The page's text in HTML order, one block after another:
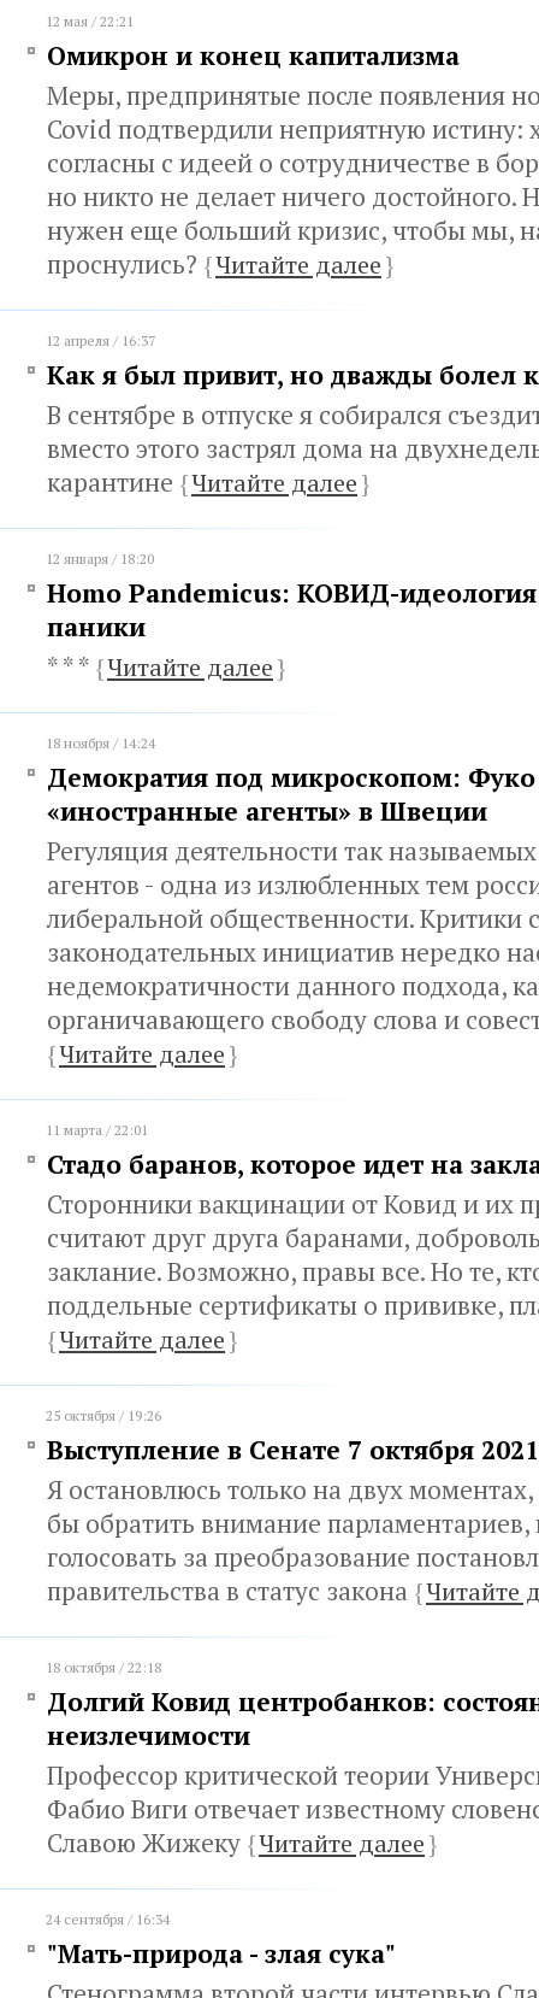
12 мая / 22:21
Омикрон и конец капитализма
Меры, предпринятые после появления
Covid подтвердили неприятную истину:
согласны с идеей о сотрудничестве в
но никто не делает ничего достойного.
нужен еще больший кризис, чтобы мы,
проснулись? {Читайте далее}
12 апреля / 16:37
Как я был привит, но дважды болел
В сентябре в отпуске я собирался
вместо этого застрял дома на
карантине {Читайте далее}
12 января / 18:20
Homo Pandemicus: КОВИД-идеология
паники
* * * {Читайте далее}
18 ноября / 14:24
Демократия под микроскопом:
«иностранные агенты» в Швеции
Регуляция деятельности так
агентов - одна из излюбленных тем
либеральной общественности. Критики
законодательных инициатив нередко
недемократичности данного подхода,
органичавающего свободу слова и
{Читайте далее}
11 марта / 22:01
Стадо баранов, которое идет на
Сторонники вакцинации от Ковид и их
считают друг друга баранами,
заклание. Возможно, правы все. Но те,
поддельные сертификаты о прививке,
{Читайте далее}
25 октября / 19:26
Выступление в Сенате 7 октября
Я остановлюсь только на двух
бы обратить внимание
голосовать за преобразование
правительства в статус закона {Читайте
18 октября / 22:18
Долгий Ковид центробанков:
неизлечимости
Профессор критической теории
Фабио Виги отвечает известному
Славою Жижеку {Читайте далее}
24 сентября / 16:34
"Мать-природа - злая сука"